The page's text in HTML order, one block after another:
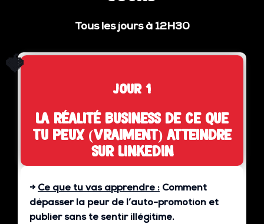
Tous les jours à 12H30
🍓
jour 1
La réalité business de ce que
tu peux (vraiment) atteindre
sur LinkedIn
→Ce que tu vas apprendre : Comment
dépasser la peur de l’auto-promotion et
publier sans te sentir illégitime.